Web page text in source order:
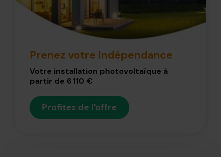
Prenez votre indépendance
Votre installation photovoltaïque à
partir de 6 110 €
Profitez de l'offre